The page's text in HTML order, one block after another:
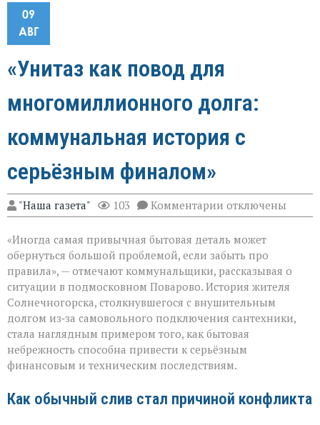
09
АВГ
«Унитаз как повод для
многомиллионного долга:
коммунальная история с
серьёзным финалом»
"Наша газета" 103 Комментарии к
записи
как
повод
долга:
коммунальная
история
с
серьёзным
финалом»
отключены
«Иногда самая привычная бытовая деталь может
обернуться большой проблемой, если забыть про
правила», — отмечают коммунальщики, рассказывая о
ситуации в подмосковном Поварово. История жителя
Солнечногорска, столкнувшегося с внушительным
долгом из‑за самовольного подключения сантехники,
стала наглядным примером того, как бытовая
небрежность способна привести к серьёзным
финансовым и техническим последствиям.
Как обычный слив стал причиной конфликта